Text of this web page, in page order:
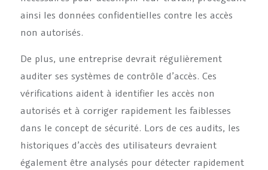
ainsi les données confidentielles contre les accès
non autorisés.
De plus, une entreprise devrait régulièrement
auditer ses systèmes de contrôle d’accès. Ces
vérifications aident à identifier les accès non
autorisés et à corriger rapidement les faiblesses
dans le concept de sécurité. Lors de ces audits, les
historiques d’accès des utilisateurs devraient
également être analysés pour détecter rapidement